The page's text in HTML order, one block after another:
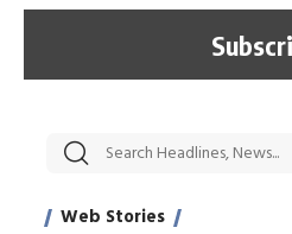
Web Stories
सट्टेबाजी में अरेस्ट हुए
साहिल खान